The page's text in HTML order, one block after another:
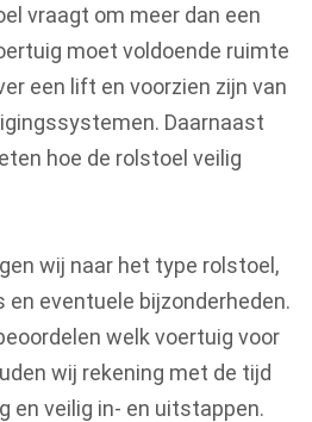
vraagt om meer dan een
moet voldoende ruimte
een lift en voorzien zijn van
Daarnaast
hoe de rolstoel veilig
wij naar het type rolstoel,
eventuele bijzonderheden.
welk voertuig voor
wij rekening met de tijd
en veilig in- en uitstappen.